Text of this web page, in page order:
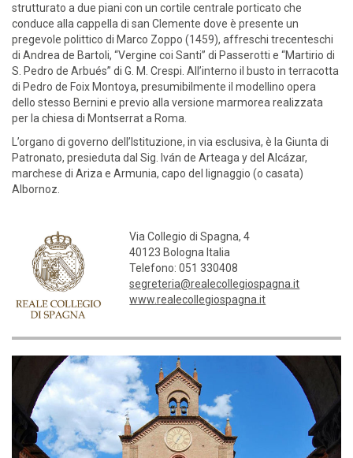
strutturato a due piani con un cortile centrale porticato che
conduce alla cappella di san Clemente dove è presente un
pregevole polittico di Marco Zoppo (1459), affreschi trecenteschi
di Andrea de Bartoli, “Vergine coi Santi” di Passerotti e “Martirio di
S. Pedro de Arbués” di G. M. Crespi. All’interno il busto in terracotta
di Pedro de Foix Montoya, presumibilmente il modellino opera
dello stesso Bernini e previo alla versione marmorea realizzata
per la chiesa di Montserrat a Roma.
L’organo di governo dell’Istituzione, in via esclusiva, è la Giunta di
Patronato, presieduta dal Sig. Iván de Arteaga y del Alcázar,
marchese di Ariza e Armunia, capo del lignaggio (o casata)
Albornoz.
Via Collegio di Spagna, 4
40123 Bologna Italia
Telefono: 051 330408
segreteria@realecollegiospagna.it
www.realecollegiospagna.it